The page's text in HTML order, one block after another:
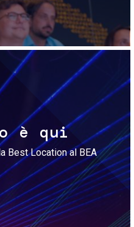
è qui
Best Location al BEA